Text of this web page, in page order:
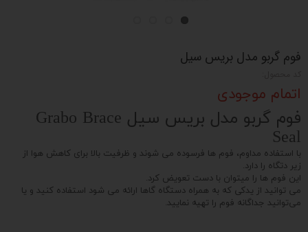
فوم گربو مدل بریس سیل
اتمام موجودی
فوم گربو مدل بریس سیل Grabo Brace
Seal
با استفاده مداوم، فوم ها فرسوده می شوند و ظرفیت بالا برای کاهش هوا از
زیر دتگاه را دارد.
این فوم ها را میتوان با دست تعویض کرد.
می توانید از یدکی که به همراه دستگاه گاها ارائه می شود استفاده کنید و یا
می‌توانید جداگانه فوم را تهیه نمایید.